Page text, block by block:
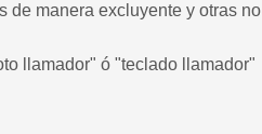
de manera excluyente y otras no
llamador" ó "teclado llamador"